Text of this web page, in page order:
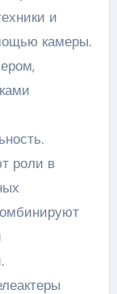
и
камеры.
роли в